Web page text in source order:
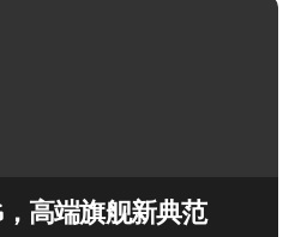
高端旗舰新典范